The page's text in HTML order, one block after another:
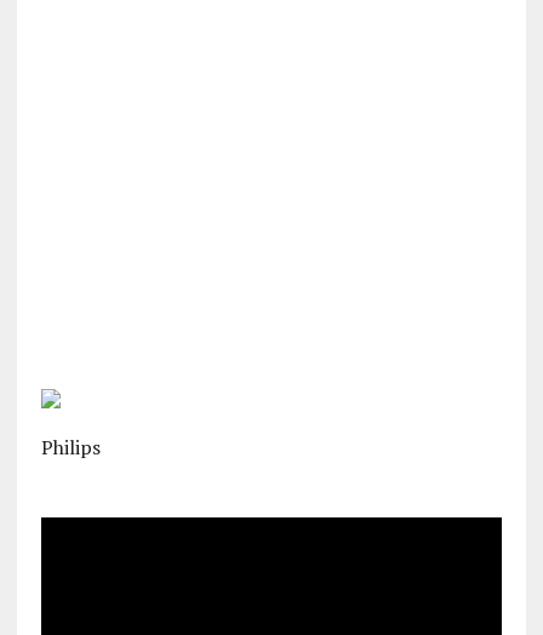
Philips